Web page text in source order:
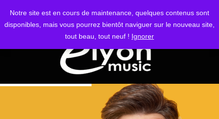
Notre site est en cours de maintenance, quelques contenus sont
disponibles, mais vous pourrez bientôt naviguer sur le nouveau site,
tout beau, tout neuf ! Ignorer
S'IDENTIFIER